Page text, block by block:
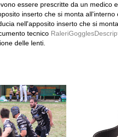
essere prescritte da un medico
inserto che si monta all'interno
nell'apposito inserto che si
tecnico
delle lenti.